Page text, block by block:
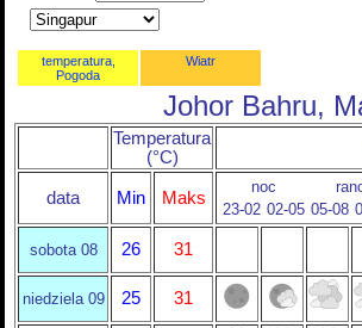
temperatura,
Pogoda
Wiatr
Johor Bahru,
Temperatura
(°C)
data Min Maks
noc
23-02 02-05 05-08
sobota 08 26 31
niedziela 09 25 31